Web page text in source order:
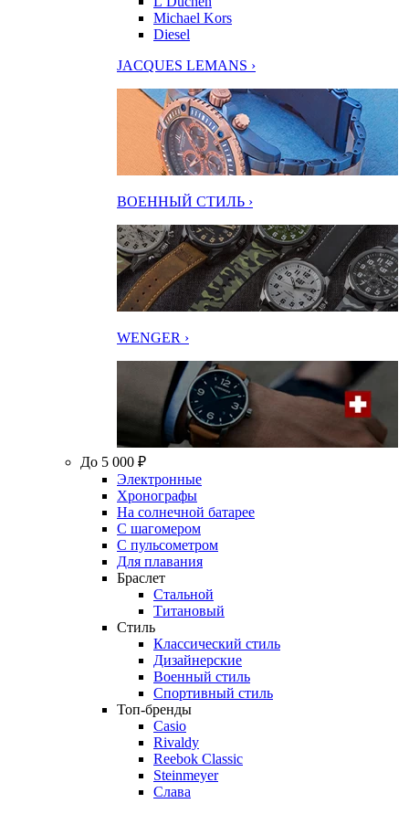
Michael Kors
Diesel
JACQUES LEMANS ›
ВОЕННЫЙ СТИЛЬ ›
WENGER ›
До 5 000 ₽
Электронные
Хронографы
На солнечной батарее
С шагомером
С пульсометром
Для плавания
Браслет
Стальной
Титановый
Стиль
Классический стиль
Дизайнерские
Военный стиль
Спортивный стиль
Топ-бренды
Casio
Rivaldy
Reebok Classic
Steinmeyer
Слава